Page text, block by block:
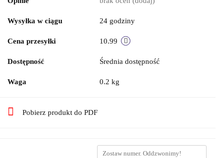
Wysyłka w ciągu 24 godziny
Cena przesyłki 10.99
Dostępność Średnia dostępność
Waga 0.2 kg
Pobierz produkt do PDF